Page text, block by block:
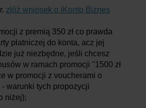
złóż wniosek o iKonto Biznes
z premią 350 zł co prawda
płatniczej do konta, acz jej
już niezbędne, jeśli chcesz
w ramach promocji "1500 zł
w promocji z voucherami o
- warunki tych propozycji
niżej);